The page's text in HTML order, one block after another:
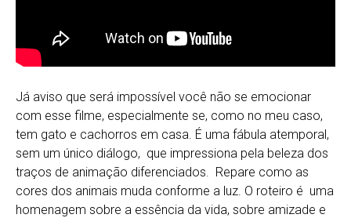
Já aviso que será impossível você não se emocionar
com esse filme, especialmente se, como no meu caso,
tem gato e cachorros em casa. É uma fábula atemporal,
sem um único diálogo, que impressiona pela beleza dos
traços de animação diferenciados. Repare como as
cores dos animais muda conforme a luz. O roteiro é uma
homenagem sobre a essência da vida, sobre amizade e